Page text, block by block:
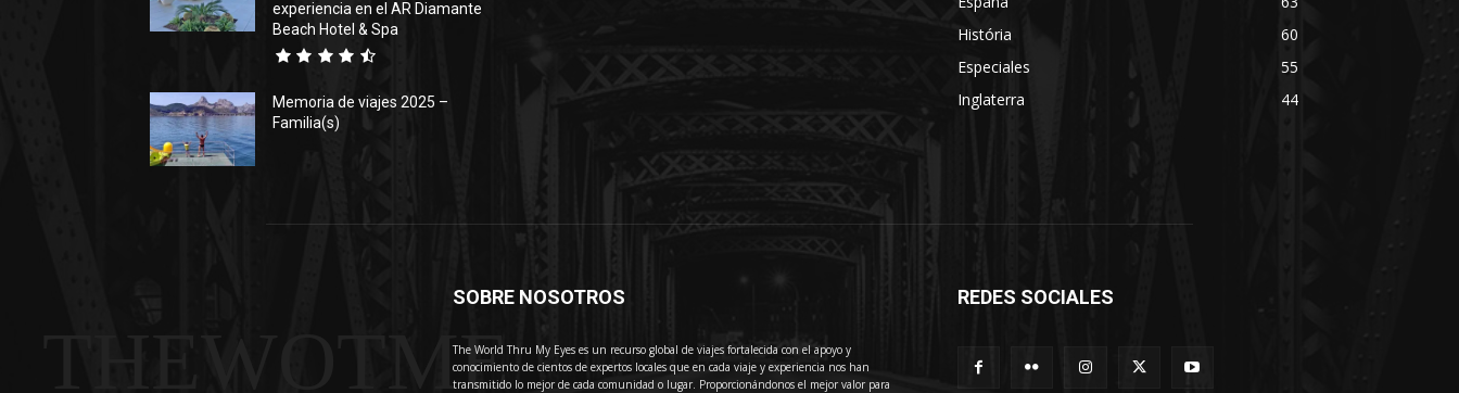
experiencia en el AR Diamante
Beach Hotel & Spa
Memoria de viajes 2025 –
Familia(s)
História
60
Especiales
55
Inglaterra
44
THEWOTME
SOBRE NOSOTROS
The World Thru My Eyes es un recurso global de viajes fortalecida con el apoyo y
conocimiento de cientos de expertos locales que en cada viaje y experiencia nos han
transmitido lo mejor de cada comunidad o lugar. Proporcionándonos el mejor valor para
REDES SOCIALES